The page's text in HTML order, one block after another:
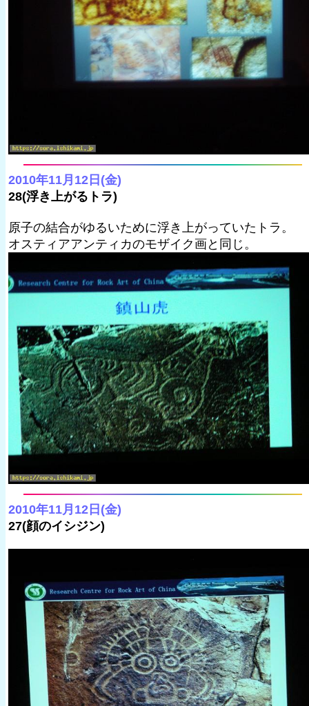
2010年11月12日(金)
28(浮き上がるトラ)
原子の結合がゆるいために浮き上がっていたトラ。
オスティアアンティカのモザイク画と同じ。
2010年11月12日(金)
27(顔のイシジン)